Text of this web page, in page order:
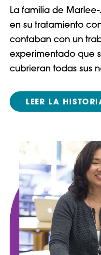
La familia de
en su tratamiento
contaban con un
experimentado que
cubrieran todas sus
LEER LA